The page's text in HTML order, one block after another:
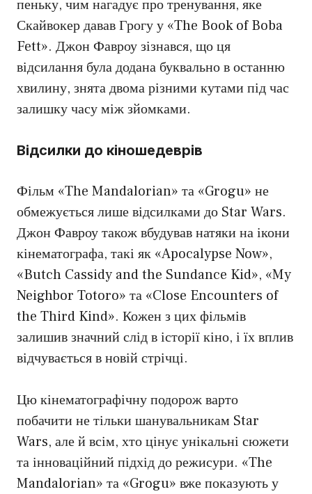
пеньку, чим нагадує про тренування, яке
Скайвокер давав Грогу у «The Book of Boba
Fett». Джон Фавроу зізнався, що ця
відсилання була додана буквально в останню
хвилину, знята двома різними кутами під час
залишку часу між зйомками.
Відсилки до кіношедеврів
Фільм «The Mandalorian» та «Grogu» не
обмежується лише відсилками до Star Wars.
Джон Фавроу також вбудував натяки на ікони
кінематографа, такі як «Apocalypse Now»,
«Butch Cassidy and the Sundance Kid», «My
Neighbor Totoro» та «Close Encounters of
the Third Kind». Кожен з цих фільмів
залишив значний слід в історії кіно, і їх вплив
відчувається в новій стрічці.
Цю кінематографічну подорож варто
побачити не тільки шанувальникам Star
Wars, але й всім, хто цінує унікальні сюжети
та інноваційний підхід до режисури. «The
Mandalorian» та «Grogu» вже показують у